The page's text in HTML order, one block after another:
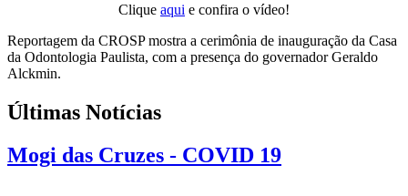
Clique aqui e confira o vídeo!
Reportagem da CROSP mostra a cerimônia de inauguração da Casa
da Odontologia Paulista, com a presença do governador Geraldo
Alckmin.
Últimas Notícias
Mogi das Cruzes - COVID 19